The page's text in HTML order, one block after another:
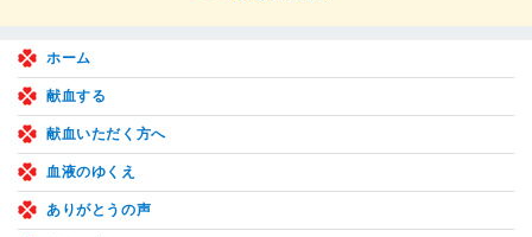
ホーム
献血する
献血いただく方へ
血液のゆくえ
ありがとうの声